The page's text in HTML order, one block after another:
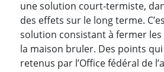
une solution court-termiste,
des effets sur le long terme.
solution consistant à fermer
la maison bruler. Des points
retenus par l’Office fédéral de